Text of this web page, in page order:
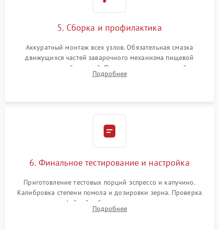
5. Сборка и профилактика
Аккуратный монтаж всех узлов. Обязательная смазка
движущихся частей заварочного механизма пищевой
силиконовой смазкой. Проведение программной
декальцинации и очистки системы от кофейных масел.
Подробнее
6. Финальное тестирование и настройка
Приготовление тестовых порций эспрессо и капучино.
Калибровка степени помола и дозировки зерна. Проверка
плотности кофейной таблетки, температуры напитка и
качества молочной пены. Контроль отсутствия посторонних
Подробнее